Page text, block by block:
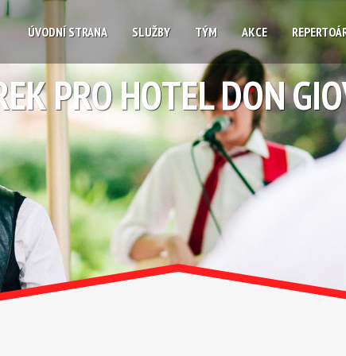
ÚVODNÍ STRANA SLUŽBY TÝM AKCE
PRO HOTEL DON